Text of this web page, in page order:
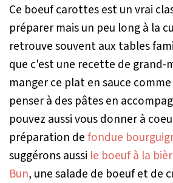
Ce boeuf carottes est un vrai
préparer mais un peu long à la
retrouve souvent aux tables
que c'est une recette de grand-
manger ce plat en sauce
penser à des pâtes en
pouvez aussi vous donner à
préparation defondue
suggérons aussi le boeuf à la
Bun, une salade de boeuf et de